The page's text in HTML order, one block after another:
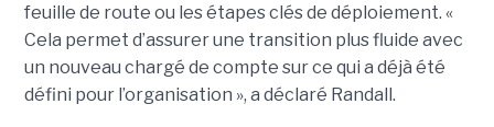
feuille de route ou les étapes clés de déploiement. «
Cela permet d’assurer une transition plus fluide avec
un nouveau chargé de compte sur ce qui a déjà été
défini pour l’organisation », a déclaré Randall.